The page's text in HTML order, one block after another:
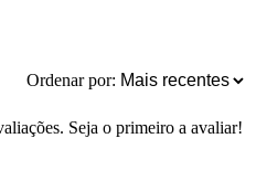
Ordenar por:
Seja o primeiro a avaliar!